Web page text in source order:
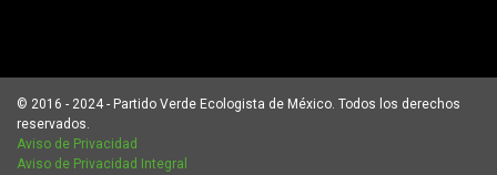
© 2016 - 2024 - Partido Verde Ecologista de México. Todos los derechos
reservados.
Aviso de Privacidad
Aviso de Privacidad Integral